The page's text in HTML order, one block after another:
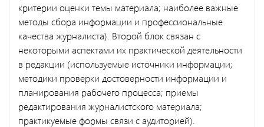
критерии оценки темы материала; наиболее важные
методы сбора информации и профессиональные
качества журналиста). Второй блок связан с
некоторыми аспектами их практической деятельности
в редакции (используемые источники информации;
методики проверки достоверности информации и
планирования рабочего процесса; приемы
редактирования журналистского материала;
практикуемые формы связи с аудиторией).